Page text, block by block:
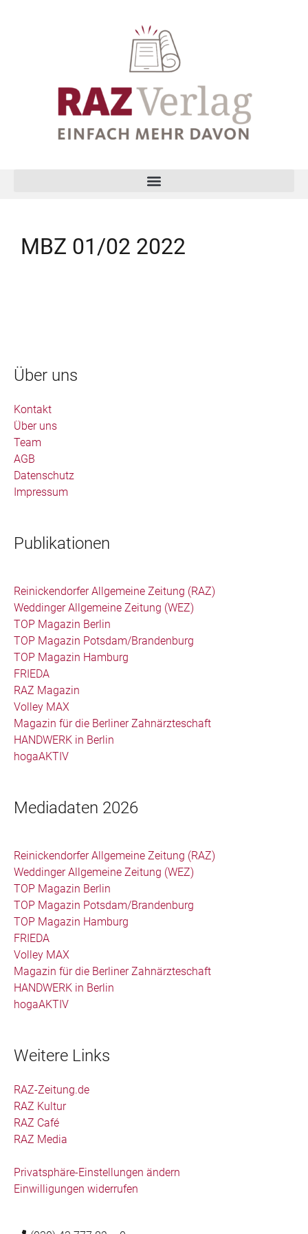
MBZ 01/02 2022
Über uns
Kontakt
Über uns
Team
AGB
Datenschutz
Impressum
Publikationen
Reinickendorfer Allgemeine Zeitung (RAZ)
Weddinger Allgemeine Zeitung (WEZ)
TOP Magazin Berlin
TOP Magazin Potsdam/Brandenburg
TOP Magazin Hamburg
FRIEDA
RAZ Magazin
Volley MAX
Magazin für die Berliner Zahnärzteschaft
HANDWERK in Berlin
hogaAKTIV
Mediadaten 2026
Reinickendorfer Allgemeine Zeitung (RAZ)
Weddinger Allgemeine Zeitung (WEZ)
TOP Magazin Berlin
TOP Magazin Potsdam/Brandenburg
TOP Magazin Hamburg
FRIEDA
Volley MAX
Magazin für die Berliner Zahnärzteschaft
HANDWERK in Berlin
hogaAKTIV
Weitere Links
RAZ-Zeitung.de
RAZ Kultur
RAZ Café
RAZ Media
Privatsphäre-Einstellungen ändern
Einwilligungen widerrufen